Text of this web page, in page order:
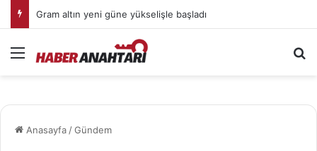
Gram altın yeni güne yükselişle başladı
Menü
Anasayfa/Gündem